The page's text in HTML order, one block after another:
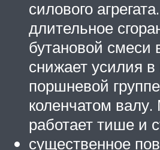
силового
длительное
бутановой смеси
снижает усилия
поршневой
коленчатом
работает тише и
существенное